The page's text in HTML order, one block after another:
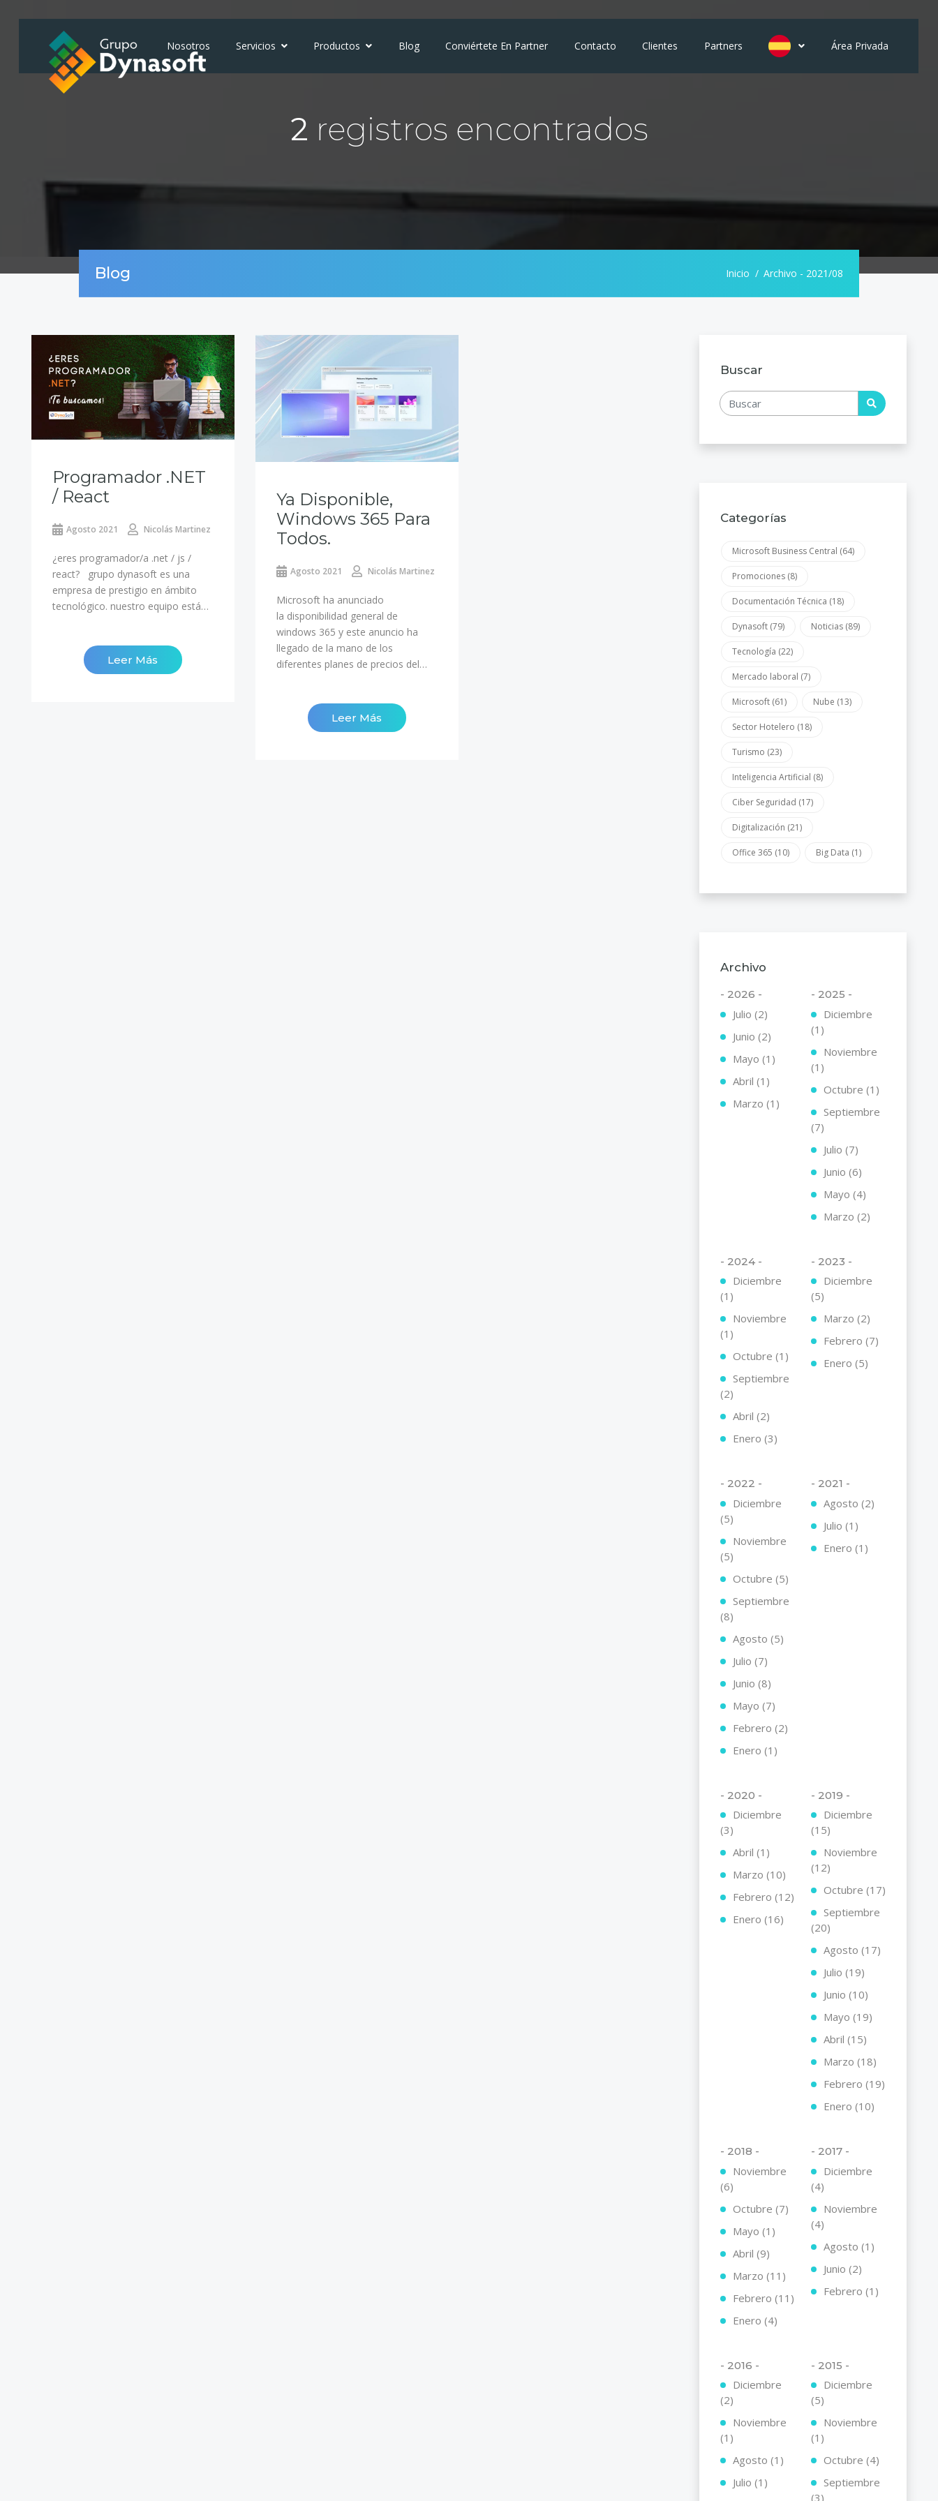
Nosotros Servicios Productos Blog Conviértete En Partner Contacto Clientes Partners Área Privada
2 registros encontrados
Blog Inicio Archivo - 2021/08
Programador .NET
/ React
Agosto 2021 Nicolás Martinez
¿eres programador/a .net / js /
react? grupo dynasoft es una
empresa de prestigio en ámbito
tecnológico. nuestro equipo está…
Leer Más
Ya Disponible,
Windows 365 Para
Todos.
Agosto 2021 Nicolás Martinez
Microsoft ha anunciado
la disponibilidad general de
windows 365 y este anuncio ha
llegado de la mano de los
diferentes planes de precios del…
Leer Más
Buscar
Categorías
Microsoft Business Central (64)
Promociones (8)
Documentación Técnica (18)
Dynasoft (79) Noticias (89)
Tecnología (22)
Mercado laboral (7)
Microsoft (61) Nube (13)
Sector Hotelero (18)
Turismo (23)
Inteligencia Artificial (8)
Ciber Seguridad (17)
Digitalización (21)
Office 365 (10) Big Data (1)
Archivo
- 2026 -
Julio (2)
Junio (2)
Mayo (1)
Abril (1)
Marzo (1)
- 2025 -
Diciembre
(1)
Noviembre
(1)
Octubre (1)
Septiembre
(7)
Julio (7)
Junio (6)
Mayo (4)
Marzo (2)
- 2024 -
Diciembre
(1)
Noviembre
(1)
Octubre (1)
Septiembre
(2)
Abril (2)
Enero (3)
- 2023 -
Diciembre
(5)
Marzo (2)
Febrero (7)
Enero (5)
- 2022 -
Diciembre
(5)
Noviembre
(5)
Octubre (5)
Septiembre
(8)
Agosto (5)
Julio (7)
Junio (8)
Mayo (7)
Febrero (2)
Enero (1)
- 2021 -
Agosto (2)
Julio (1)
Enero (1)
- 2020 -
Diciembre
(3)
Abril (1)
Marzo (10)
Febrero (12)
Enero (16)
- 2019 -
Diciembre
(15)
Noviembre
(12)
Octubre (17)
Septiembre
(20)
Agosto (17)
Julio (19)
Junio (10)
Mayo (19)
Abril (15)
Marzo (18)
Febrero (19)
Enero (10)
- 2018 -
Noviembre
(6)
Octubre (7)
Mayo (1)
Abril (9)
Marzo (11)
Febrero (11)
Enero (4)
- 2017 -
Diciembre
(4)
Noviembre
(4)
Agosto (1)
Junio (2)
Febrero (1)
- 2016 -
Diciembre
(2)
Noviembre
(1)
Agosto (1)
Julio (1)
- 2015 -
Diciembre
(5)
Noviembre
(1)
Octubre (4)
Septiembre
(3)